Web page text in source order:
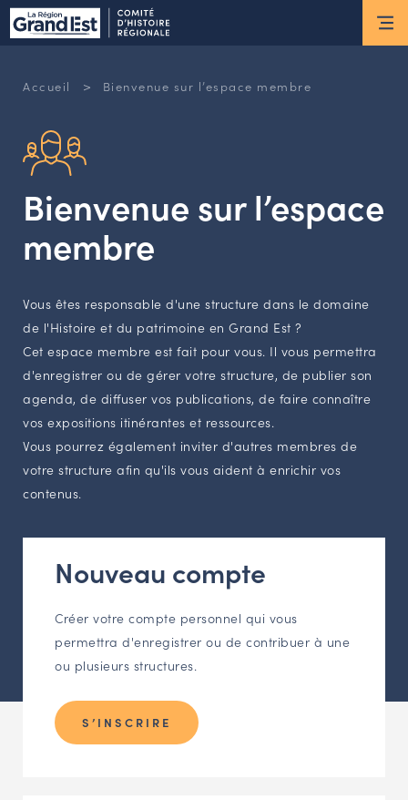
ESPACE MEMBRE
Actus
ACTUALITÉS DU MOMENT
RETOUR SUR LES DERNIÈRES
INSCRIPTION À LA NEWSLETTER
Nous connaître
LES MISSIONS DU CHR
LE CONSEIL SCIENTIFIQUE
LES ACTIONS PHARES
CONTACT
Agenda
Annuaire
Ressources
OFFRES D’EMPLOI ET DE STAGE
OUTILS EN LIGNE
CARTES DES NAUDIN
Accueil > Bienvenue sur l’espace membre
Bienvenue sur l’espace
membre
Vous êtes responsable d'une structure dans le domaine
de l'Histoire et du patrimoine en Grand Est ?
Cet espace membre est fait pour vous. Il vous permettra
d'enregistrer ou de gérer votre structure, de publier son
agenda, de diffuser vos publications, de faire connaître
vos expositions itinérantes et ressources.
Vous pourrez également inviter d'autres membres de
votre structure afin qu'ils vous aident à enrichir vos
contenus.
Nouveau compte
Créer votre compte personnel qui vous
permettra d'enregistrer ou de contribuer à une
ou plusieurs structures.
S’INSCRIRE